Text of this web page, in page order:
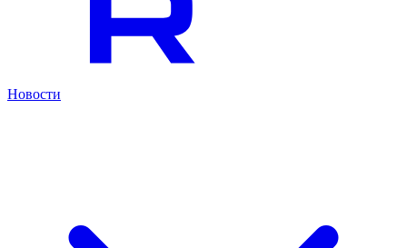
Новости